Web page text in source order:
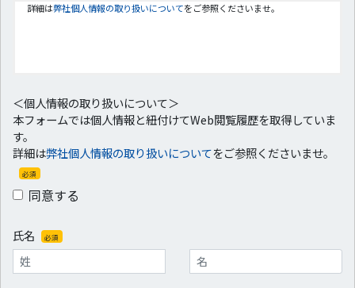
詳細は弊社個人情報の取り扱いについてをご参照くださいませ。
＜個人情報の取り扱いについて＞
本フォームでは個人情報と紐付けてWeb閲覧履歴を取得していま
す。
詳細は弊社個人情報の取り扱いについてをご参照くださいませ。
必須
同意する
氏名 必須